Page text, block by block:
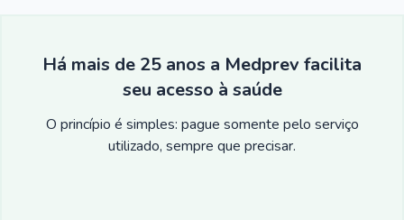
Há mais de 25 anos a Medprev facilita
seu acesso à saúde
O princípio é simples: pague somente pelo serviço
utilizado, sempre que precisar.